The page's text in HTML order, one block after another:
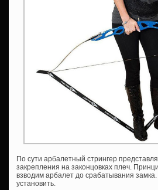
По сути арбалетный стрингер
закрепления на законцовках плеч.
взводим арбалет до срабатывания
установить.